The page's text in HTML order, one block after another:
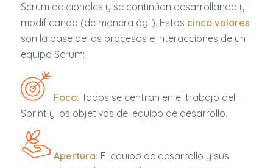
Scrum adicionales y se continúan desarrollando y
modificando (de manera ágil). Estos cinco valores
son la base de los procesos e interacciones de un
equipo Scrum:
Foco: Todos se centran en el trabajo del
Sprint y los objetivos del equipo de desarrollo.
Apertura: El equipo de desarrollo y sus